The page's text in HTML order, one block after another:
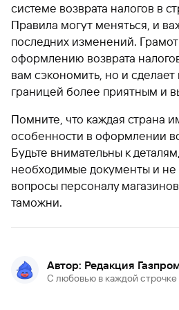
системе возврата налогов в
Правила могут меняться, и
последних изменений.
оформлению возврата
вам сэкономить, но и
границей более приятным и
Помните, что каждая страна
особенности в оформлении
Будьте внимательны к
необходимые документы и не
вопросы персоналу
таможни.
Автор: Редакция
С любовью в каждой строчке